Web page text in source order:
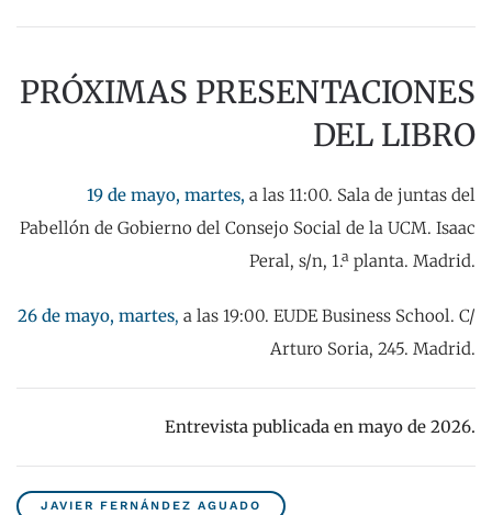
PRÓXIMAS PRESENTACIONES
DEL LIBRO
19 de mayo, martes, a las 11:00. Sala de juntas del
Pabellón de Gobierno del Consejo Social de la UCM. Isaac
Peral, s/n, 1.ª planta. Madrid.
26 de mayo, martes, a las 19:00. EUDE Business School. C/
Arturo Soria, 245. Madrid.
Entrevista publicada en mayo de 2026.
JAVIER FERNÁNDEZ AGUADO